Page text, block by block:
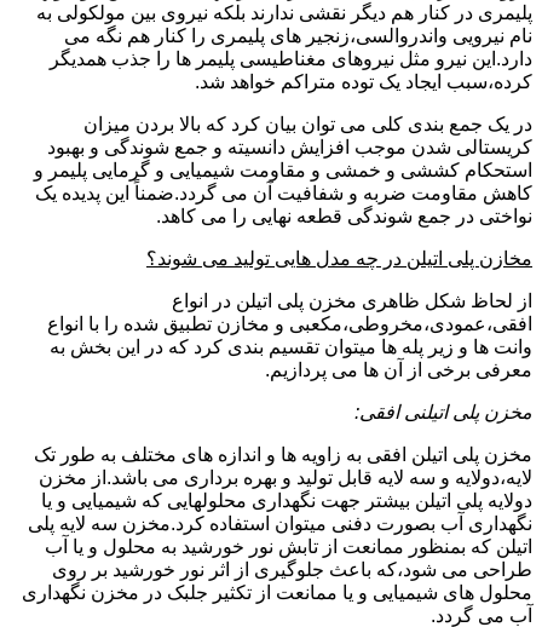
پلیمری در کنار هم دیگر نقشی ندارند بلکه نیروی بین مولکولی به
نام نیرویی واندروالسی،زنجیر های پلیمری را کنار هم نگه می
دارد.این نیرو مثل نیروهای مغناطیسی پلیمر ها را جذب همدیگر
کرده،سبب ایجاد یک توده متراکم خواهد شد.
در یک جمع بندی کلی می توان بیان کرد که بالا بردن میزان
کریستالی شدن موجب افزایش دانسیته و جمع شوندگی و بهبود
استحکام کششی و خمشی و مقاومت شیمیایی و گرمایی پلیمر و
کاهش مقاومت ضربه و شفافیت آن می گردد.ضمناً این پدیده یک
نواختی در جمع شوندگی قطعه نهایی را می کاهد.
مخازن پلی اتیلن در چه مدل هایی تولید می شوند؟
از لحاظ شکل ظاهری مخزن پلی اتیلن در انواع
افقی،عمودی،مخروطی،مکعبی و مخازن تطبیق شده را با انواع
وانت ها و زیر پله ها میتوان تقسیم بندی کرد که در این بخش به
معرفی برخی از آن ها می پردازیم.
مخزن پلی اتیلنی افقی:
مخزن پلی اتیلن افقی به زاویه ها و اندازه های مختلف به طور تک
لایه،دولایه و سه لایه قابل تولید و بهره برداری می باشد.از مخزن
دولایه پلی اتیلن بیشتر جهت نگهداری محلولهایی که شیمیایی و یا
نگهداری آب بصورت دفنی میتوان استفاده کرد.مخزن سه لایه پلی
اتیلن که بمنظور ممانعت از تابش نور خورشید به محلول و یا آب
طراحی می شود،که باعث جلوگیری از اثر نور خورشید بر روی
محلول های شیمیایی و یا ممانعت از تکثیر جلبک در مخزن نگهداری
آب می گردد.